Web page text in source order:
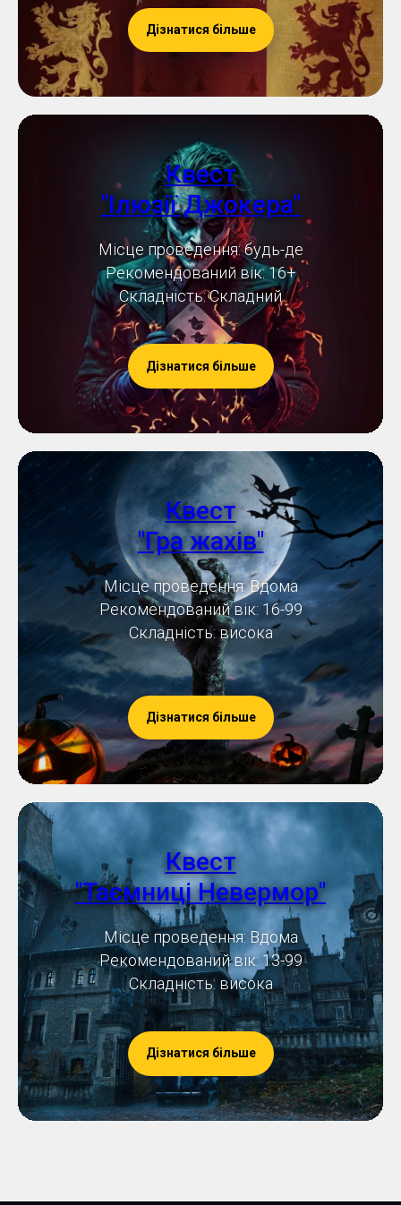
Дізнатися більше
Квест
"Ілюзії Джокера"
Місце проведення: будь-де
Рекомендований вік: 16+
Складність: Складний
Дізнатися більше
Квест
"Гра жахів"
Місце проведення: Вдома
Рекомендований вік: 16-99
Складність: висока
Дізнатися більше
Квест
"Таємниці Невермор"
Місце проведення: Вдома
Рекомендований вік: 13-99
Складність: висока
Дізнатися більше